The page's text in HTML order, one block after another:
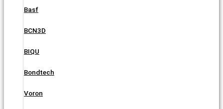
Basf
BCN3D
BIQU
Bondtech
Voron